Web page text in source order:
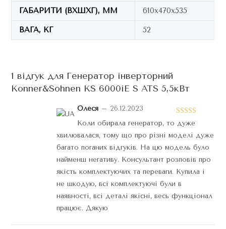
ГАБАРИТИ (ВХШХГ), ММ 610х470х535
ВАГА, КГ 52
1 відгук для Генератор інверторний
Konner&Sohnen KS 6000iE S ATS 5,5кВт
Оцінено в
Олеся – 26.12.2023
Коли обирала генератор, то дуже
хвилювалася, тому що про різні моделі дуже
багато поганих відгуків. На цю модель було
найменш негативу. Консультант розповів про
якість комплектуючих та переваги. Купила і
не шкодую, всі комплектуючі були в
наявності, всі деталі якісні, весь функціонал
працює. Дякую